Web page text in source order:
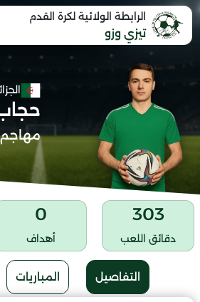
الرابطة الولائية لكرة القدم
تيزي وزو
مهاجم
303
دقائق اللعب
0
أهداف
التفاصيل المباريات